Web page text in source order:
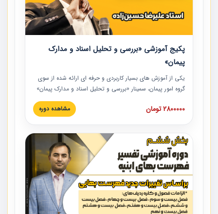
پکیج آموزشی «بررسی و تحلیل اسناد و مدارک
پیمان»
یکی از آموزش‏‏‏‏‏‏ های بسیار کاربردی و حرفه‏ ای ارائه شده از سوی
گروه امور پیمان، سمینار «بررسی و تحلیل اسناد و مدارک پیمان»
است که در دانشگاه صنعتی شریف ارائه شد. در این آموزش
نکات کلیدی مربوط به اسناد و مدارک پیمان، اولویت بندی اسناد
پیمان به همراه تجربیات عملی در این خصوص ارائه شده است.
2800000 تومان مشاهده دوره